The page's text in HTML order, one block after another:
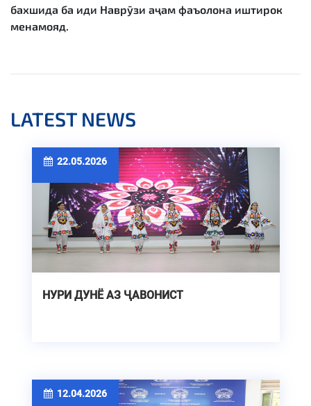
бахшида ба иди Наврӯзи аҷам фаъолона иштирок
менамояд.
LATEST NEWS
22.05.2026
НУРИ ДУНЁ АЗ ҶАВОНИСТ
12.04.2026